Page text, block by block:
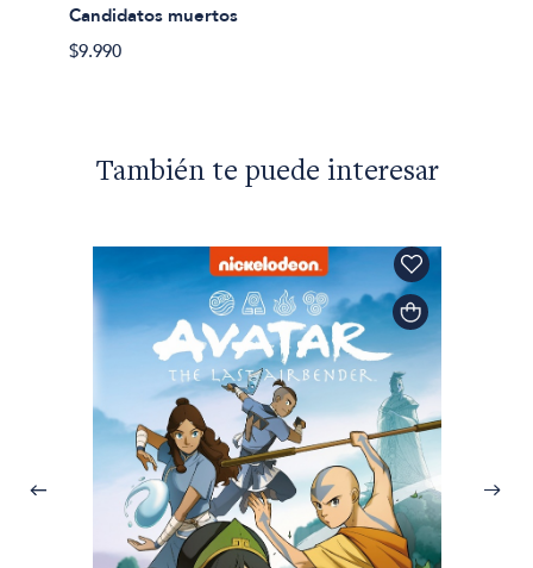
Candidatos muertos
$9.990
También te puede interesar